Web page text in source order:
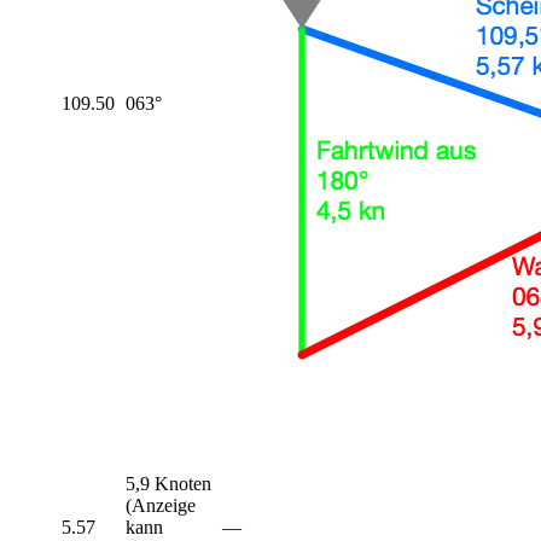
109.50 063°
5.57
5,9 Knoten
(Anzeige
kann
—